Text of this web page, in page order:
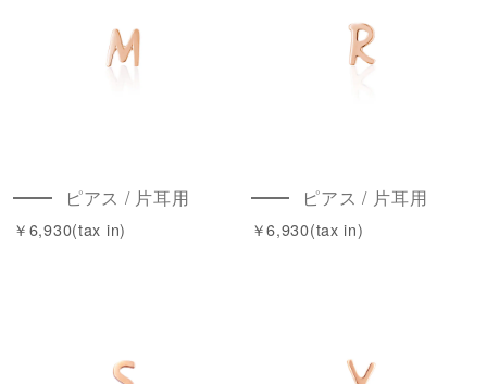
ピアス / 片耳用
￥6,930(tax in)
ピアス / 片耳用
￥6,930(tax in)